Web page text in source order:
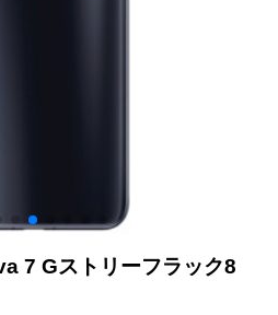
7 Gストリーフラック8